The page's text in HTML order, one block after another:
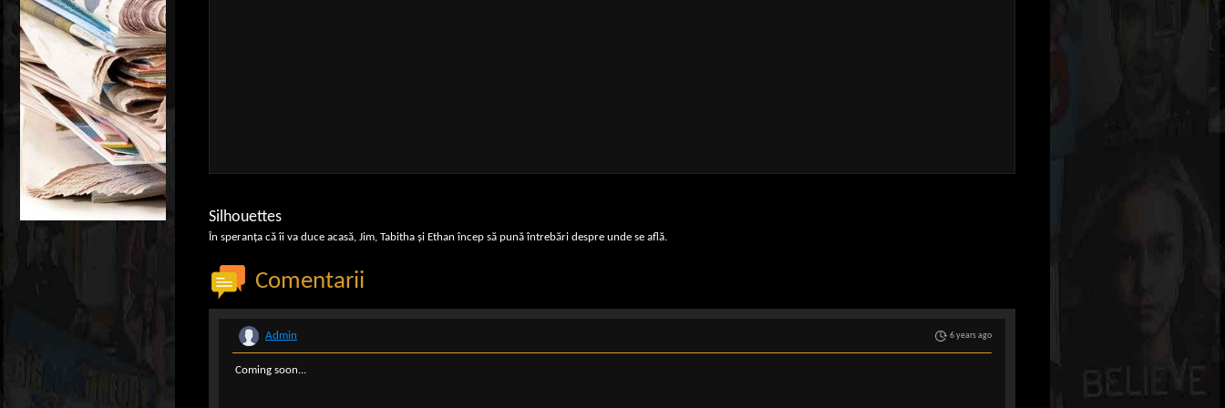
Silhouettes
În speranța că îi va duce acasă, Jim, Tabitha și Ethan încep să pună întrebări despre unde se află.
Comentarii
6 years ago
Admin
Coming soon...